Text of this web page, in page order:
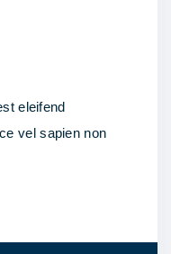
eleifend
vel sapien non